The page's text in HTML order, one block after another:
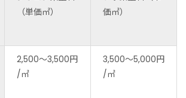
（単価㎡）
価㎡）
2,500～3,500円
/㎡
3,500～5,000円
/㎡